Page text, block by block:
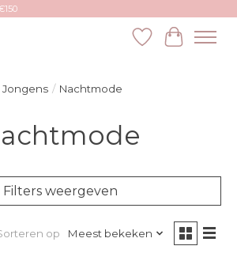
Verlanglijst
Jongens / Nachtmode
Filters weergeven
op Meest bekeken